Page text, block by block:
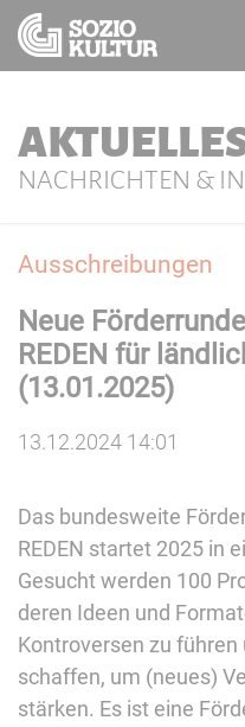
NACHRICHTEN &
Ausschreibungen
Neue
REDEN für
(13.01.2025)
13.12.2024 14:01
Das bundesweite
REDEN startet 2025 in
Gesucht werden 100
deren Ideen und
Kontroversen zu
schaffen, um (neues)
stärken.​​​​​​​​ Es ist eine